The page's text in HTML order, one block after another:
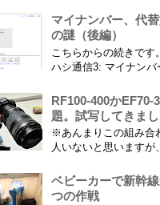
さからフィールド全体
ので大人用の半分の大
を撮影できればカメラ
の撮影ができますし、
ショニングを俯瞰で見
問題...
マイナンバー、代
の謎（後編）
こちらからの続きです。 カモ
ハシ通信3: マイナンバ
供の名前に使える漢字
あります。たまに使え
えたり減ったりしてニ
ってますよね。（2015
「巫」の字が人名漢字
RF100-400かEF70-
題。試写してきま
※あんまりこの組み合
人いないと思いますが
とにご注意ください。
ッカーを始めたことで
ベビーカーで新幹
つの作戦